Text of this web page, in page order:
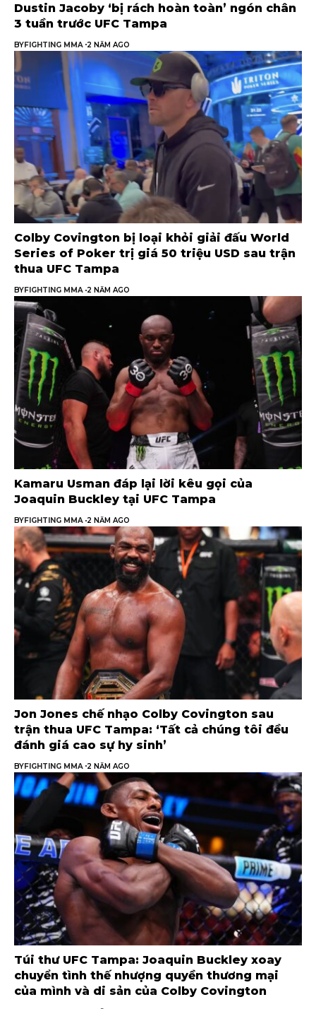
Dustin Jacoby ‘bị rách hoàn toàn’ ngón chân
3 tuần trước UFC Tampa
BYFIGHTING MMA 2 NĂM AGO
Colby Covington bị loại khỏi giải đấu World
Series of Poker trị giá 50 triệu USD sau trận
thua UFC Tampa
BYFIGHTING MMA 2 NĂM AGO
Kamaru Usman đáp lại lời kêu gọi của
Joaquin Buckley tại UFC Tampa
BYFIGHTING MMA 2 NĂM AGO
Jon Jones chế nhạo Colby Covington sau
trận thua UFC Tampa: ‘Tất cả chúng tôi đều
đánh giá cao sự hy sinh’
BYFIGHTING MMA 2 NĂM AGO
Túi thư UFC Tampa: Joaquin Buckley xoay
chuyển tình thế nhượng quyền thương mại
của mình và di sản của Colby Covington